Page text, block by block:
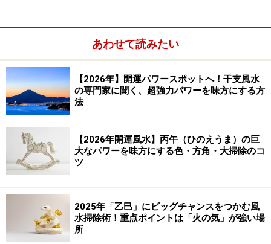
ものが乱雑に散らばっている部屋よりも、きれいに片付
き、整頓された空間は広く見えるものです。ソファに脱
いだ衣類が掛けられていたり、テーブルの上にものが出
しっぱなしではだめです。
あわせて読みたい
【2026年】開運パワースポットへ！干支風水
の専門家に聞く、超強力パワーを味方にする方
法
【2026年開運風水】丙午（ひのえうま）の巨
大なパワーを味方にする色・方角・大掃除のコ
ツ
2025年「乙巳」にビッグチャンスをつかむ風
水掃除術！重点ポイントは「火の気」が強い場
所